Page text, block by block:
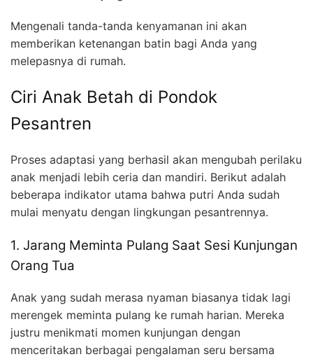
Mengenali tanda-tanda kenyamanan ini akan
memberikan ketenangan batin bagi Anda yang
melepasnya di rumah.
Ciri Anak Betah di Pondok
Pesantren
Proses adaptasi yang berhasil akan mengubah perilaku
anak menjadi lebih ceria dan mandiri. Berikut adalah
beberapa indikator utama bahwa putri Anda sudah
mulai menyatu dengan lingkungan pesantrennya.
1. Jarang Meminta Pulang Saat Sesi Kunjungan
Orang Tua
Anak yang sudah merasa nyaman biasanya tidak lagi
merengek meminta pulang ke rumah harian. Mereka
justru menikmati momen kunjungan dengan
menceritakan berbagai pengalaman seru bersama